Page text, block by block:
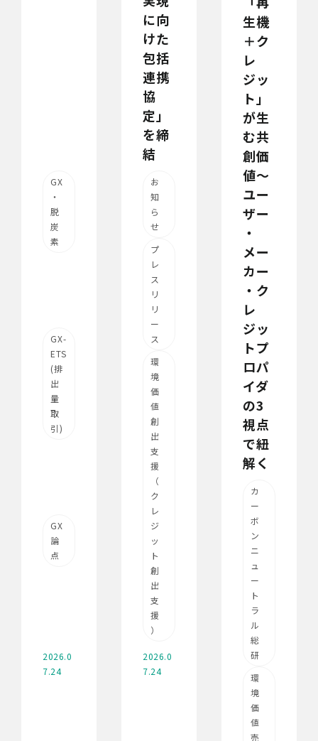
GX
・
脱
炭
素
GX-
ETS
(排
出
量
取
引)
GX
論
点
2026.0
7.24
に向
けた
包括
連携
協
定」
を締
結
お
知
ら
せ
プ
レ
ス
リ
リ
ー
ス
環
境
価
値
創
出
支
援
（
ク
レ
ジ
ッ
ト
創
出
支
援
）
2026.0
7.24
生機
＋ク
レ
ジッ
ト」
が生
む共
創価
値～
ユー
ザー
・
メー
カー
・ク
レ
ジッ
トプ
ロパ
イダ
の3
視点
で紐
解く
カ
ー
ボ
ン
ニ
ュ
ー
ト
ラ
ル
総
研
環
境
価
値
売